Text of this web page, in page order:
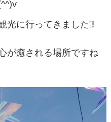
に行ってきました❕❕
が癒される場所ですね